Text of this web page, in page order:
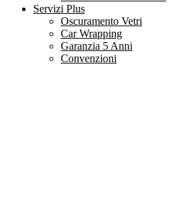
Servizi Plus
Oscuramento Vetri
Car Wrapping
Garanzia 5 Anni
Convenzioni